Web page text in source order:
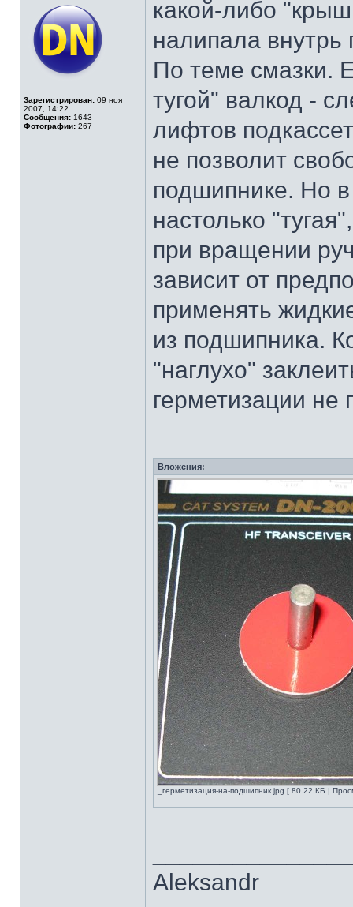
Зарегистрирован: 09 ноя
2007, 14:22
Сообщения: 1643
Фотографии: 267
какой-либо
налипала внутрь
По теме смазки.
тугой" валкод -
лифтов
не позволит
подшипнике. Но
настолько
при вращении
зависит от
применять
из подшипника.
"наглухо"
герметизации не
Вложения:
_герметизация-на-подшипник.jpg [ 80.22 КБ |
Aleksandr